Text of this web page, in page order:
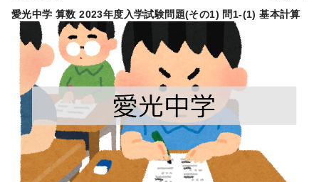
愛光中学 算数 2023年度入学試験問題(その1) 問1-(1) 基本計算